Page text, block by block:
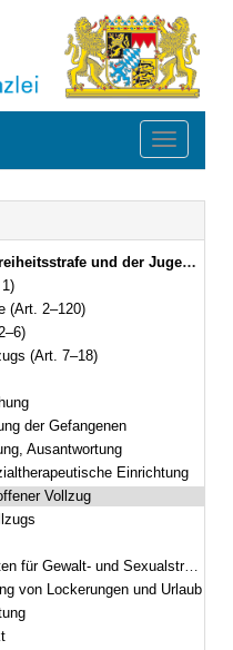
Toggle
Vom 10. Dezember 2007 (GVBl. S. 866) BayRS 312-2-1-J (Art. 1–209)
(Art. 2–120)
(Art. 7–18)
der Gefangenen
Ausantwortung
Einrichtung
Vollzug
Gewalt- und Sexualstraftäter
von Lockerungen und Urlaub